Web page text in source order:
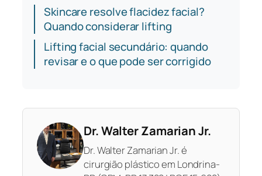
Skincare resolve flacidez facial?
Quando considerar lifting
Lifting facial secundário: quando
revisar e o que pode ser corrigido
Dr. Walter Zamarian Jr.
Dr. Walter Zamarian Jr. é
cirurgião plástico em Londrina-